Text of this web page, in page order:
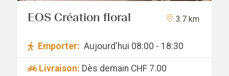
EOS Création floral 3.7 km
Emporter: Aujourd'hui 08:00 - 18:30
Livraison: Dès demain CHF 7.00